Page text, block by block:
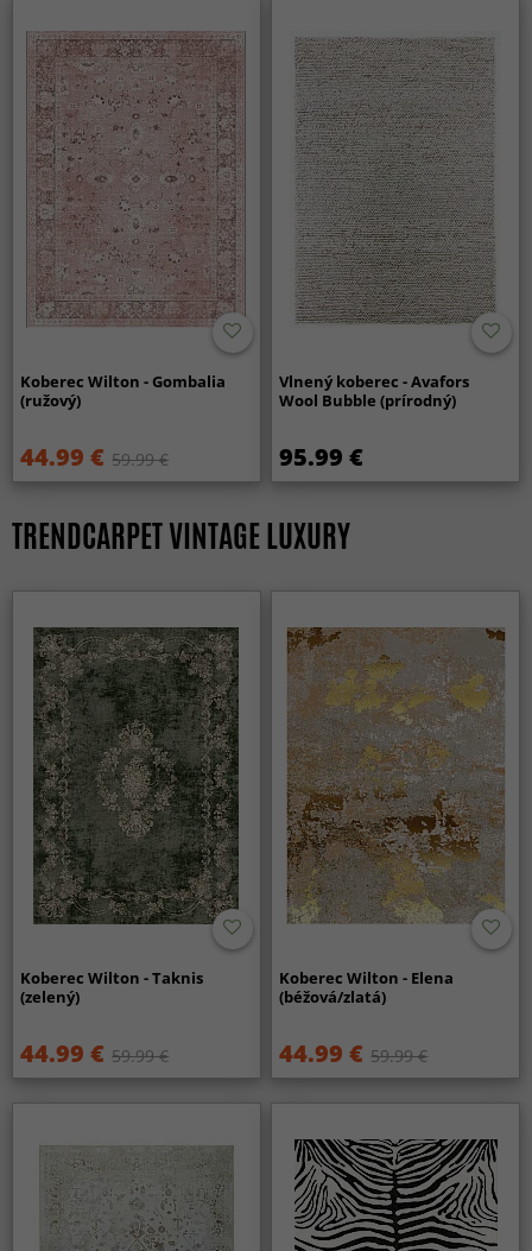
Koberec Wilton - Gombalia
(ružový)
44.99 € 59.99 €
Vlnený koberec - Avafors
Wool Bubble (prírodný)
95.99 €
TRENDCARPET VINTAGE LUXURY
Koberec Wilton - Taknis
(zelený)
44.99 € 59.99 €
Koberec Wilton - Elena
(béžová/zlatá)
44.99 € 59.99 €